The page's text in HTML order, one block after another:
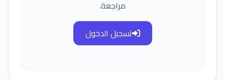
مراجعة.
تسجيل الدخول